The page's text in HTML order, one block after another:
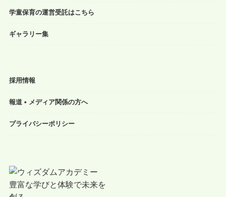
学童保育の運営受託はこちら
ギャラリー集
採用情報
報道 • メディア関係の方へ
プライバシーポリシー